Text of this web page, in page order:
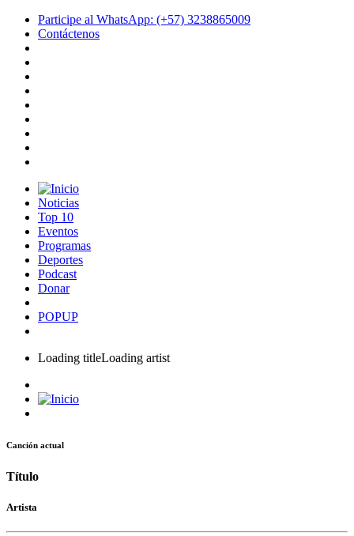
Participe al WhatsApp: (+57) 3238865009
Contáctenos
Noticias
Top 10
Eventos
Programas
Deportes
Podcast
Donar
POPUP
Loading titleLoading artist
Canción actual
Título
Artista